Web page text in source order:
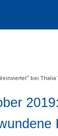
bei Thalia